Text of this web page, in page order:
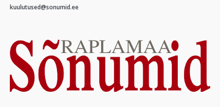
kuulutused@sonumid.ee